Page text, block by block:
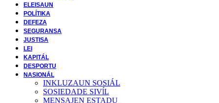
ELEISAUN
POLÍTIKA
DEFEZA
SEGURANSA
JUSTISA
LEI
KAPITÁL
DESPORTU
NASIONÁL
INKLUZAUN SOSIÁL
SOSIEDADE SIVĺL
MENSAJEN ESTADU